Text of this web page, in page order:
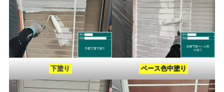
下塗り ベース色中塗り